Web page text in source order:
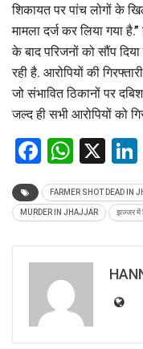
शिकायत पर पांच लोगों के
मामला दर्ज कर लिया गया
के बाद परिजनों को सौंप
रही है. आरोपियों की
जो संभावित ठिकानों पर
जल्द ही सभी आरोपियों को
X
FARMER SHOT DEAD IN
MURDER IN JHAJJAR झज्जर में